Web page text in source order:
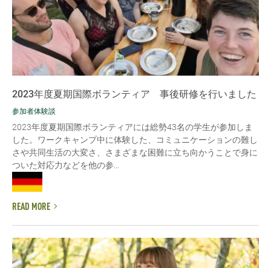
2023年度夏期国際ボランティア 事後研修を行いました
参加者体験談
2023年度夏期国際ボランティアには総勢43名の学生が参加しま
した。ワークキャンプ中に体験した、コミュニケーションの難し
さや共同生活の大変さ、さまざまな困難に立ち向かうことで身に
ついた対応力などを他の参...
READ MORE